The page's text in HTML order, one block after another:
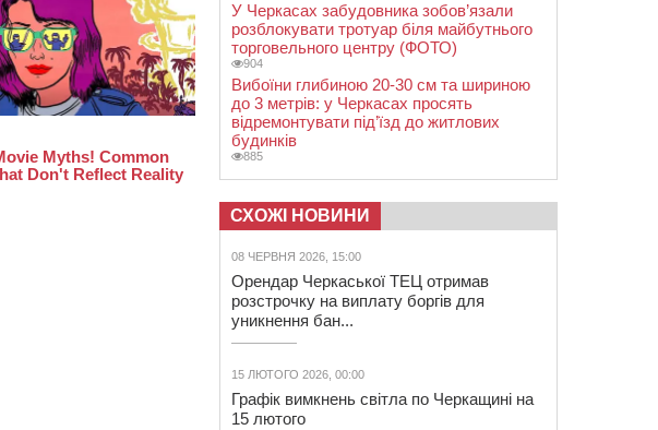
У Черкасах забудовника зобов’язали
розблокувати тротуар біля майбутнього
торговельного центру (ФОТО)
904
Вибоїни глибиною 20-30 см та шириною
до 3 метрів: у Черкасах просять
відремонтувати під’їзд до житлових
будинків
885
СХОЖІ НОВИНИ
08 ЧЕРВНЯ 2026, 15:00
Орендар Черкаської ТЕЦ отримав
розстрочку на виплату боргів для
уникнення бан...
15 ЛЮТОГО 2026, 00:00
Графік вимкнень світла по Черкащині на
15 лютого